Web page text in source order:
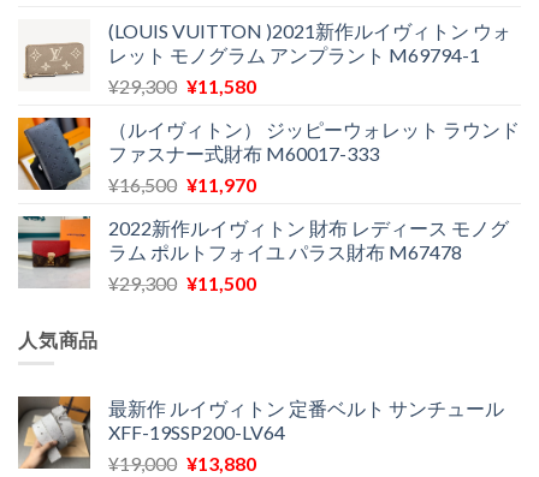
価
格
は
で
し
た。
の
価
格
¥12,900
で
す。
(LOUIS VUITTON )2021新作ルイヴィトン ウォ
レット モノグラム アンプラント M69794-1
¥29,300 元
価
格
は
で
し
た。
¥11,580現
の
価
格
¥11,580
で
す。
（ルイヴィトン） ジッピーウォレット ラウンド
ファスナー式財布 M60017-333
¥16,500 元
価
格
は
¥11,970現
の
価
格
2022新作ルイヴィトン 財布 レディース モノグ
ラム ポルトフォイユ パラス財布 M67478
¥29,300 元
¥29,300
で
し
¥11,500現
は
¥11,500
で
人気商品
最新作 ルイヴィトン 定番ベルト サンチュール
XFF-19SSP200-LV64
¥19,000 元
¥13,880現